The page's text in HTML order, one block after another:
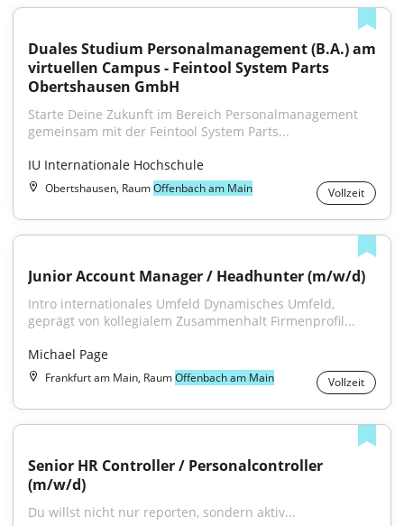
Duales Studium Personalmanagement (B.A.) am
virtuellen Campus - Feintool System Parts
Obertshausen GmbH
Starte Deine Zukunft im Bereich Personalmanagement
gemeinsam mit der Feintool System Parts...
IU Internationale Hochschule
Obertshausen, RaumOffenbach am Main Vollzeit
Junior Account Manager / Headhunter (m/w/d)
Intro internationales Umfeld Dynamisches Umfeld,
geprägt von kollegialem Zusammenhalt Firmenprofil...
Michael Page
Frankfurt am Main, RaumOffenbach am Main Vollzeit
Senior HR Controller / Personalcontroller
(m/w/d)
Du willst nicht nur reporten, sondern aktiv...